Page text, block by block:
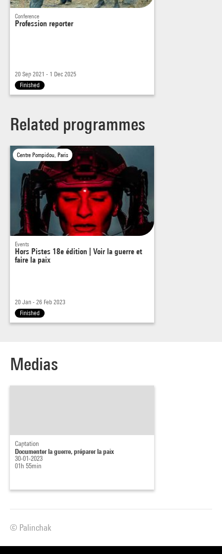
Conference
Profession reporter
20 Sep 2021 - 1 Dec 2025
Finished
Related programmes
Centre Pompidou, Paris
Events
Hors Pistes 18e édition | Voir la guerre et
faire la paix
20 Jan - 26 Feb 2023
Finished
Medias
Captation
Documenter la guerre, préparer la paix
30-01-2023
01h 55min
© Palinchak